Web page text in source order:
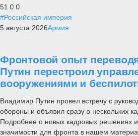
51 0 0
#Российская империя
5 августа 2026Армия
Фронтовой опыт
Путин перестроил
вооружениями и
Владимир Путин провел встречу с
обороны и объявил сразу о нескольких
Подробнее о новых кадровых решениях и
значимости для фронта в нашем